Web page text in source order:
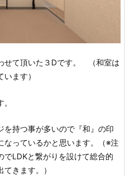
せて頂いた３Dです。 （和室は
ます）
を持つ事が多いので『和』の印
なっているかと思います。（※注
でLDKと繋がりを設けて総合的
きます。）